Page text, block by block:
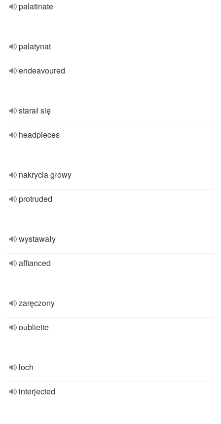
palatinate
palatynat
endeavoured
starał się
headpieces
nakrycia głowy
protruded
wystawały
affianced
zaręczony
oubliette
loch
interjected